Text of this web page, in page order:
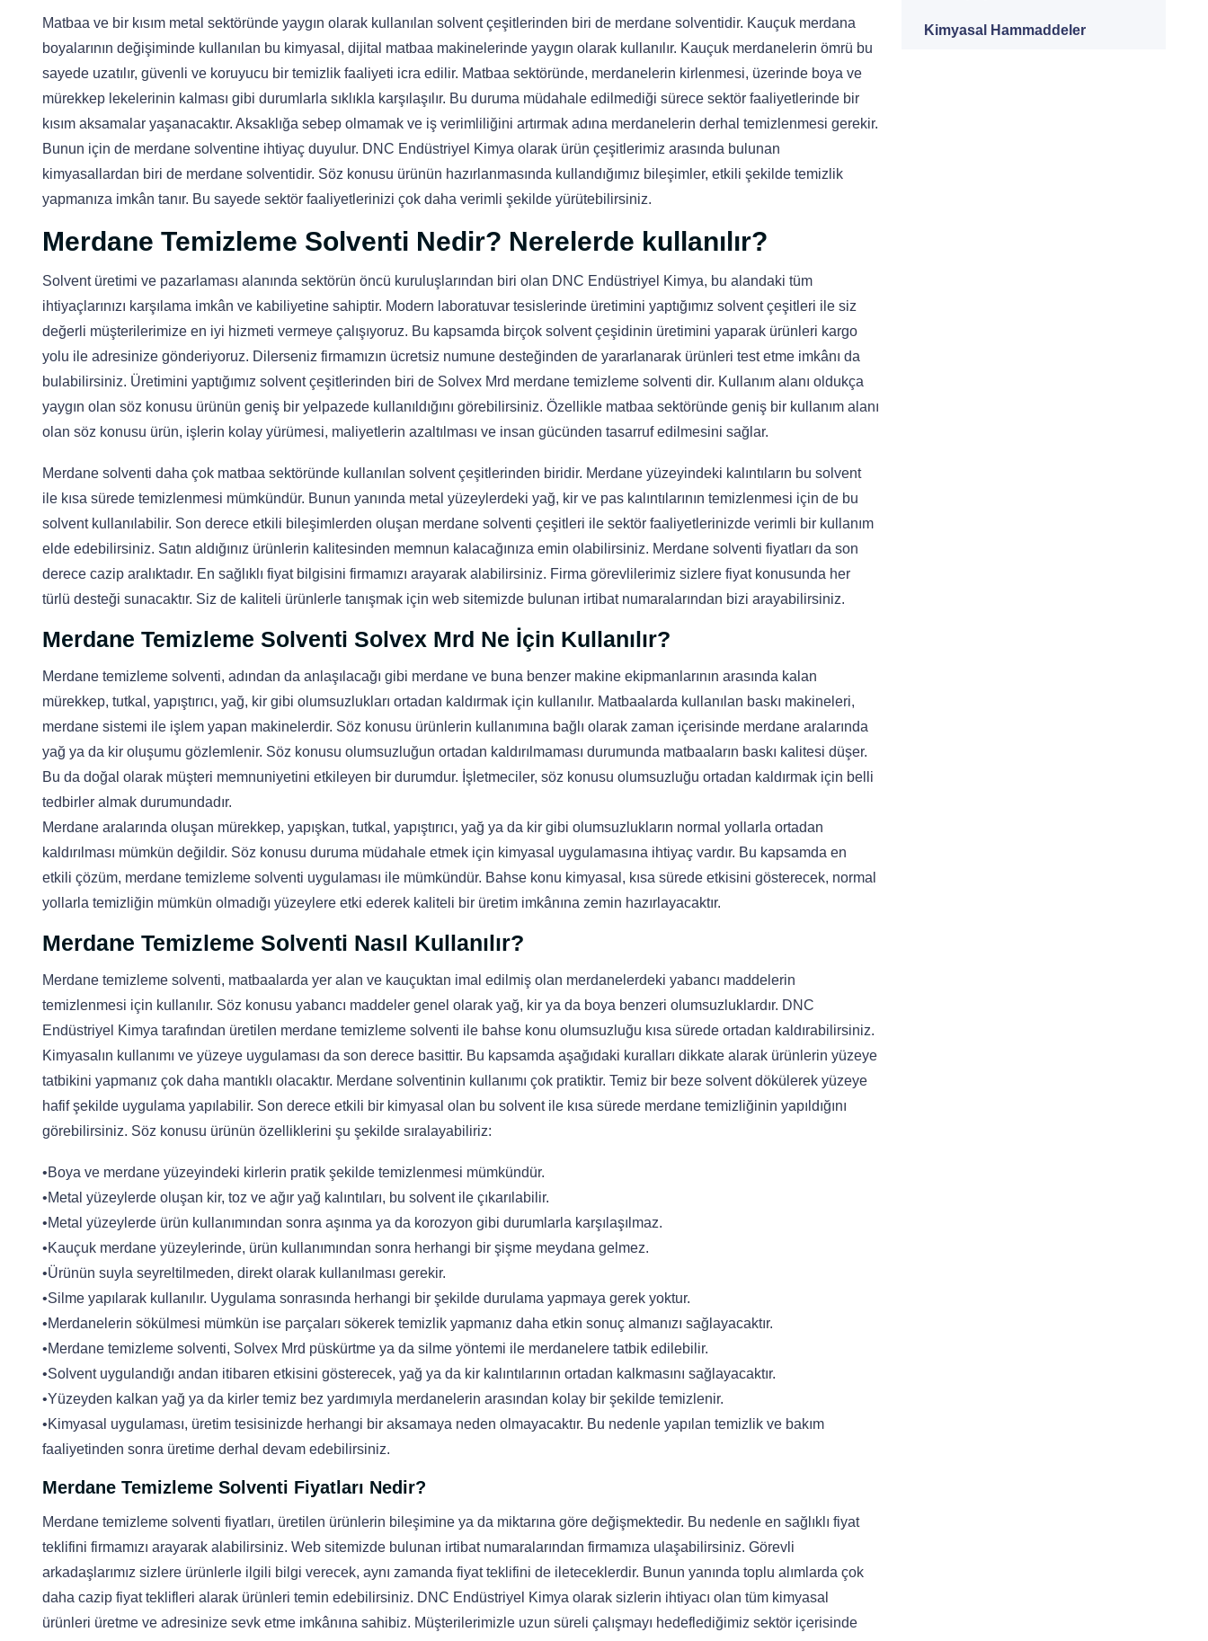
Matbaa ve bir kısım metal sektöründe yaygın olarak kullanılan solvent çeşitlerinden biri de merdane solventidir. Kauçuk merdana
boyalarının değişiminde kullanılan bu kimyasal, dijital matbaa makinelerinde yaygın olarak kullanılır. Kauçuk merdanelerin ömrü bu
sayede uzatılır, güvenli ve koruyucu bir temizlik faaliyeti icra edilir. Matbaa sektöründe, merdanelerin kirlenmesi, üzerinde boya ve
mürekkep lekelerinin kalması gibi durumlarla sıklıkla karşılaşılır. Bu duruma müdahale edilmediği sürece sektör faaliyetlerinde bir
kısım aksamalar yaşanacaktır. Aksaklığa sebep olmamak ve iş verimliliğini artırmak adına merdanelerin derhal temizlenmesi gerekir.
Bunun için de merdane solventine ihtiyaç duyulur. DNC Endüstriyel Kimya olarak ürün çeşitlerimiz arasında bulunan
kimyasallardan biri de merdane solventidir. Söz konusu ürünün hazırlanmasında kullandığımız bileşimler, etkili şekilde temizlik
yapmanıza imkân tanır. Bu sayede sektör faaliyetlerinizi çok daha verimli şekilde yürütebilirsiniz.
Merdane Temizleme Solventi Nedir? Nerelerde kullanılır?
Solvent üretimi ve pazarlaması alanında sektörün öncü kuruluşlarından biri olan DNC Endüstriyel Kimya, bu alandaki tüm
ihtiyaçlarınızı karşılama imkân ve kabiliyetine sahiptir. Modern laboratuvar tesislerinde üretimini yaptığımız solvent çeşitleri ile siz
değerli müşterilerimize en iyi hizmeti vermeye çalışıyoruz. Bu kapsamda birçok solvent çeşidinin üretimini yaparak ürünleri kargo
yolu ile adresinize gönderiyoruz. Dilerseniz firmamızın ücretsiz numune desteğinden de yararlanarak ürünleri test etme imkânı da
bulabilirsiniz. Üretimini yaptığımız solvent çeşitlerinden biri de Solvex Mrd merdane temizleme solventi dir. Kullanım alanı oldukça
yaygın olan söz konusu ürünün geniş bir yelpazede kullanıldığını görebilirsiniz. Özellikle matbaa sektöründe geniş bir kullanım alanı
olan söz konusu ürün, işlerin kolay yürümesi, maliyetlerin azaltılması ve insan gücünden tasarruf edilmesini sağlar.
Merdane solventi daha çok matbaa sektöründe kullanılan solvent çeşitlerinden biridir. Merdane yüzeyindeki kalıntıların bu solvent
ile kısa sürede temizlenmesi mümkündür. Bunun yanında metal yüzeylerdeki yağ, kir ve pas kalıntılarının temizlenmesi için de bu
solvent kullanılabilir. Son derece etkili bileşimlerden oluşan merdane solventi çeşitleri ile sektör faaliyetlerinizde verimli bir kullanım
elde edebilirsiniz. Satın aldığınız ürünlerin kalitesinden memnun kalacağınıza emin olabilirsiniz. Merdane solventi fiyatları da son
derece cazip aralıktadır. En sağlıklı fiyat bilgisini firmamızı arayarak alabilirsiniz. Firma görevlilerimiz sizlere fiyat konusunda her
türlü desteği sunacaktır. Siz de kaliteli ürünlerle tanışmak için web sitemizde bulunan irtibat numaralarından bizi arayabilirsiniz.
Merdane Temizleme Solventi Solvex Mrd Ne İçin Kullanılır?
Merdane temizleme solventi, adından da anlaşılacağı gibi merdane ve buna benzer makine ekipmanlarının arasında kalan
mürekkep, tutkal, yapıştırıcı, yağ, kir gibi olumsuzlukları ortadan kaldırmak için kullanılır. Matbaalarda kullanılan baskı makineleri,
merdane sistemi ile işlem yapan makinelerdir. Söz konusu ürünlerin kullanımına bağlı olarak zaman içerisinde merdane aralarında
yağ ya da kir oluşumu gözlemlenir. Söz konusu olumsuzluğun ortadan kaldırılmaması durumunda matbaaların baskı kalitesi düşer.
Bu da doğal olarak müşteri memnuniyetini etkileyen bir durumdur. İşletmeciler, söz konusu olumsuzluğu ortadan kaldırmak için belli
tedbirler almak durumundadır.
Merdane aralarında oluşan mürekkep, yapışkan, tutkal, yapıştırıcı, yağ ya da kir gibi olumsuzlukların normal yollarla ortadan
kaldırılması mümkün değildir. Söz konusu duruma müdahale etmek için kimyasal uygulamasına ihtiyaç vardır. Bu kapsamda en
etkili çözüm, merdane temizleme solventi uygulaması ile mümkündür. Bahse konu kimyasal, kısa sürede etkisini gösterecek, normal
yollarla temizliğin mümkün olmadığı yüzeylere etki ederek kaliteli bir üretim imkânına zemin hazırlayacaktır.
Merdane Temizleme Solventi Nasıl Kullanılır?
Merdane temizleme solventi, matbaalarda yer alan ve kauçuktan imal edilmiş olan merdanelerdeki yabancı maddelerin
temizlenmesi için kullanılır. Söz konusu yabancı maddeler genel olarak yağ, kir ya da boya benzeri olumsuzluklardır. DNC
Endüstriyel Kimya tarafından üretilen merdane temizleme solventi ile bahse konu olumsuzluğu kısa sürede ortadan kaldırabilirsiniz.
Kimyasalın kullanımı ve yüzeye uygulaması da son derece basittir. Bu kapsamda aşağıdaki kuralları dikkate alarak ürünlerin yüzeye
tatbikini yapmanız çok daha mantıklı olacaktır. Merdane solventinin kullanımı çok pratiktir. Temiz bir beze solvent dökülerek yüzeye
hafif şekilde uygulama yapılabilir. Son derece etkili bir kimyasal olan bu solvent ile kısa sürede merdane temizliğinin yapıldığını
görebilirsiniz. Söz konusu ürünün özelliklerini şu şekilde sıralayabiliriz:
•Boya ve merdane yüzeyindeki kirlerin pratik şekilde temizlenmesi mümkündür.
•Metal yüzeylerde oluşan kir, toz ve ağır yağ kalıntıları, bu solvent ile çıkarılabilir.
•Metal yüzeylerde ürün kullanımından sonra aşınma ya da korozyon gibi durumlarla karşılaşılmaz.
•Kauçuk merdane yüzeylerinde, ürün kullanımından sonra herhangi bir şişme meydana gelmez.
•Ürünün suyla seyreltilmeden, direkt olarak kullanılması gerekir.
•Silme yapılarak kullanılır. Uygulama sonrasında herhangi bir şekilde durulama yapmaya gerek yoktur.
•Merdanelerin sökülmesi mümkün ise parçaları sökerek temizlik yapmanız daha etkin sonuç almanızı sağlayacaktır.
•Merdane temizleme solventi, Solvex Mrd püskürtme ya da silme yöntemi ile merdanelere tatbik edilebilir.
•Solvent uygulandığı andan itibaren etkisini gösterecek, yağ ya da kir kalıntılarının ortadan kalkmasını sağlayacaktır.
•Yüzeyden kalkan yağ ya da kirler temiz bez yardımıyla merdanelerin arasından kolay bir şekilde temizlenir.
•Kimyasal uygulaması, üretim tesisinizde herhangi bir aksamaya neden olmayacaktır. Bu nedenle yapılan temizlik ve bakım
faaliyetinden sonra üretime derhal devam edebilirsiniz.
Merdane Temizleme Solventi Fiyatları Nedir?
Merdane temizleme solventi fiyatları, üretilen ürünlerin bileşimine ya da miktarına göre değişmektedir. Bu nedenle en sağlıklı fiyat
teklifini firmamızı arayarak alabilirsiniz. Web sitemizde bulunan irtibat numaralarından firmamıza ulaşabilirsiniz. Görevli
arkadaşlarımız sizlere ürünlerle ilgili bilgi verecek, aynı zamanda fiyat teklifini de ileteceklerdir. Bunun yanında toplu alımlarda çok
daha cazip fiyat teklifleri alarak ürünleri temin edebilirsiniz. DNC Endüstriyel Kimya olarak sizlerin ihtiyacı olan tüm kimyasal
ürünleri üretme ve adresinize sevk etme imkânına sahibiz. Müşterilerimizle uzun süreli çalışmayı hedeflediğimiz sektör içerisinde
Kimyasal Hammaddeler